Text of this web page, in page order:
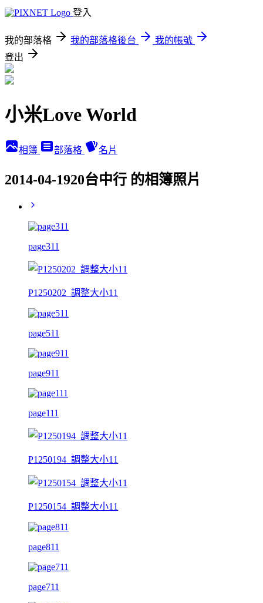
登入
我的部落格 我的部落格後台
我的帳號
登出
小米Love World
相簿 部落格 名片
2014-04-1920台中行 的相簿照片
page311
P1250202_調整大小11
page511
page911
page111
P1250194_調整大小11
P1250154_調整大小11
page811
page711